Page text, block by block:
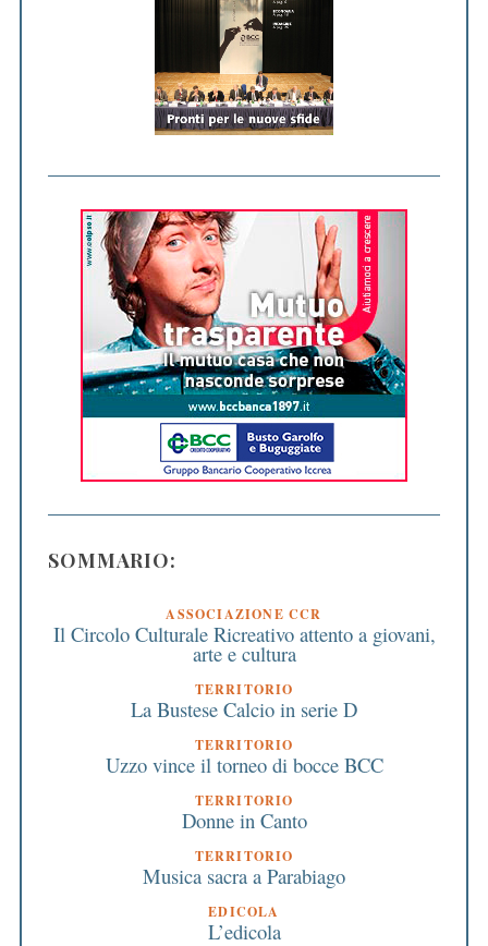
SOMMARIO:
ASSOCIAZIONE CCR
Il Circolo Culturale Ricreativo attento a giovani,
arte e cultura
TERRITORIO
La Bustese Calcio in serie D
TERRITORIO
Uzzo vince il torneo di bocce BCC
TERRITORIO
Donne in Canto
TERRITORIO
Musica sacra a Parabiago
EDICOLA
L’edicola